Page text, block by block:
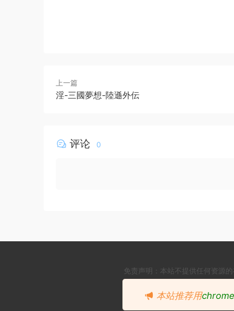
上一篇
淫-三國夢想-陸遜外伝
评论 0
免责声明：本站不提供任何资源
本站推荐用chrome